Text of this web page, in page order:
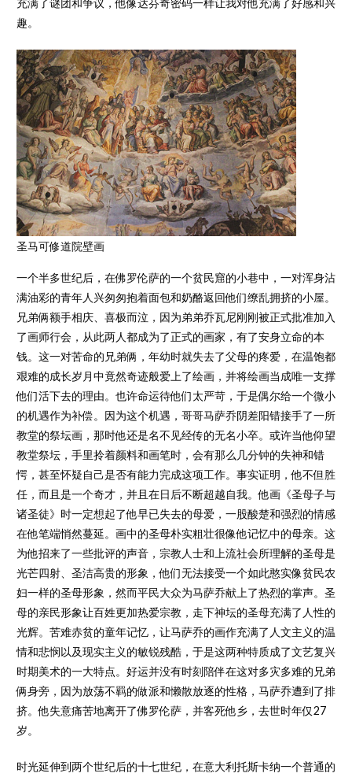
充满了谜团和争议，他像达芬奇密码一样让我对他充满了好感和兴
趣。
圣马可修道院壁画
一个半多世纪后，在佛罗伦萨的一个贫民窟的小巷中，一对浑身沾
满油彩的青年人兴匆匆抱着面包和奶酪返回他们缭乱拥挤的小屋。
兄弟俩额手相庆、喜极而泣，因为弟弟乔瓦尼刚刚被正式批准加入
了画师行会，从此两人都成为了正式的画家，有了安身立命的本
钱。这一对苦命的兄弟俩，年幼时就失去了父母的疼爱，在温饱都
艰难的成长岁月中竟然奇迹般爱上了绘画，并将绘画当成唯一支撑
他们活下去的理由。也许命运待他们太严苛，于是偶尔给一个微小
的机遇作为补偿。因为这个机遇，哥哥马萨乔阴差阳错接手了一所
教堂的祭坛画，那时他还是名不见经传的无名小卒。或许当他仰望
教堂祭坛，手里拎着颜料和画笔时，会有那么几分钟的失神和错
愕，甚至怀疑自己是否有能力完成这项工作。事实证明，他不但胜
任，而且是一个奇才，并且在日后不断超越自我。他画《圣母子与
诸圣徒》时一定想起了他早已失去的母爱，一股酸楚和强烈的情感
在他笔端悄然蔓延。画中的圣母朴实粗壮很像他记忆中的母亲。这
为他招来了一些批评的声音，宗教人士和上流社会所理解的圣母是
光芒四射、圣洁高贵的形象，他们无法接受一个如此憨实像贫民农
妇一样的圣母形象，然而平民大众为马萨乔献上了热烈的掌声。圣
母的亲民形象让百姓更加热爱宗教，走下神坛的圣母充满了人性的
光辉。苦难赤贫的童年记忆，让马萨乔的画作充满了人文主义的温
情和悲悯以及现实主义的敏锐残酷，于是这两种特质成了文艺复兴
时期美术的一大特点。好运并没有时刻陪伴在这对多灾多难的兄弟
俩身旁，因为放荡不羁的做派和懒散放逐的性格，马萨乔遭到了排
挤。他失意痛苦地离开了佛罗伦萨，并客死他乡，去世时年仅27
岁。
时光延伸到两个世纪后的十七世纪，在意大利托斯卡纳一个普通的